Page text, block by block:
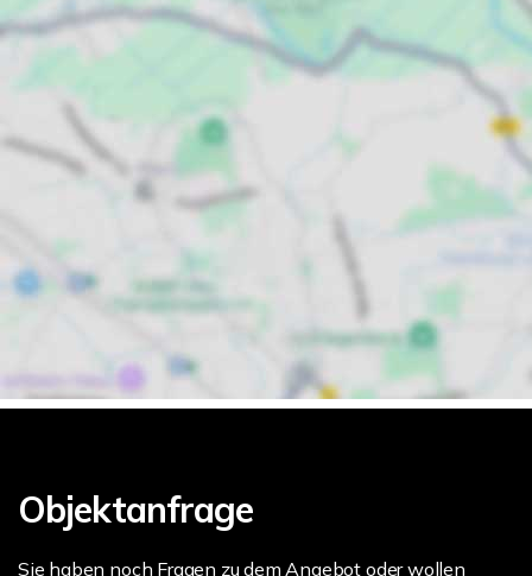
Objektanfrage
Sie haben noch Fragen zu dem Angebot oder wollen